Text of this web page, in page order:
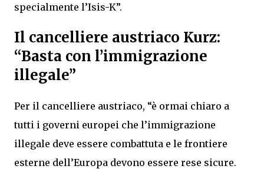
specialmente l’Isis-K”.
Il cancelliere austriaco Kurz:
“Basta con l’immigrazione
illegale”
Per il cancelliere austriaco, “è ormai chiaro a
tutti i governi europei che l’immigrazione
illegale deve essere combattuta e le frontiere
esterne dell’Europa devono essere rese sicure.